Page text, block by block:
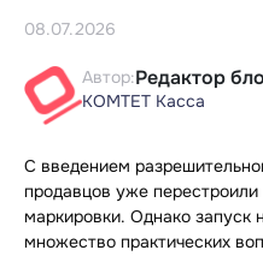
08.07.2026
Автор:Редактор
КОМТЕТ Касса
С введением
продавцов уже
маркировки. Однако
множество практических